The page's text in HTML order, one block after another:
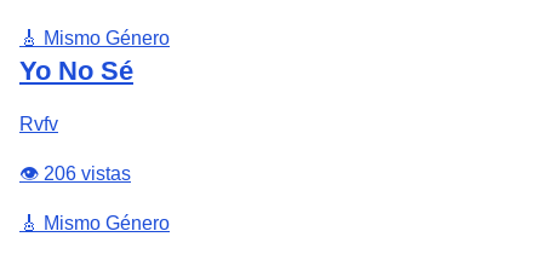
🎸 Mismo Género
Yo No Sé
Rvfv
👁️ 206 vistas
🎸 Mismo Género